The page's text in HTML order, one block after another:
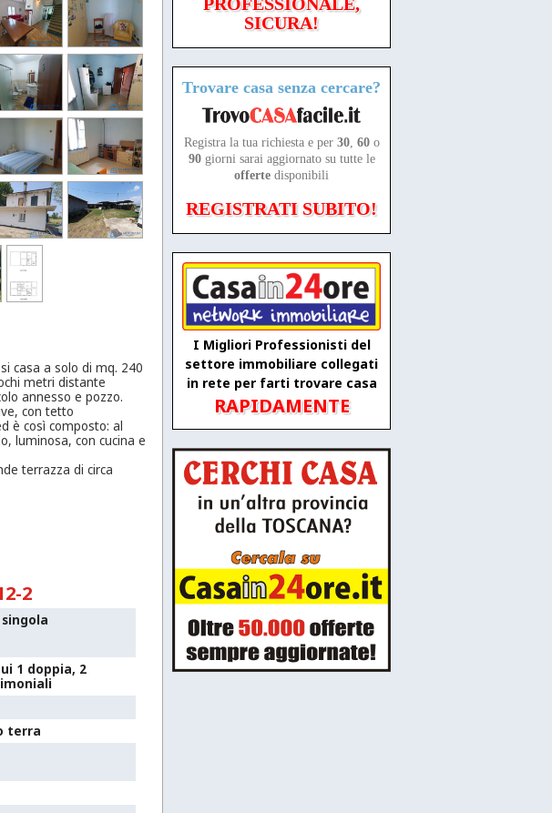
casa a solo di mq. 240
metri distante
annesso e pozzo.
con tetto
è così composto: al
luminosa, con cucina e
terrazza di circa
2
singola
1 doppia, 2
terra
SICURA!
Trovare casa senza cercare?
Registra la tua richiesta e per 30, 60o
90giorni sarai aggiornato su tutte le
offerte disponibili
REGISTRATI SUBITO!
I Migliori Professionisti del
settore immobiliare collegati
in rete per farti trovare casa
RAPIDAMENTE